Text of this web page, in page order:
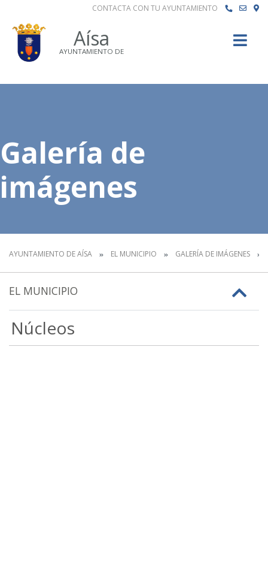
CONTACTA CON TU AYUNTAMIENTO
Aísa
AYUNTAMIENTO DE
Galería de
imágenes
AYUNTAMIENTO DE AÍSA EL MUNICIPIO GALERÍA DE IMÁGENES
EL MUNICIPIO
Núcleos